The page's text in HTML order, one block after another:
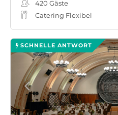
420 Gäste
Catering Flexibel
SCHNELLE ANTWORT